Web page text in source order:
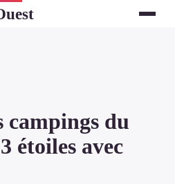
campings du
étoiles avec